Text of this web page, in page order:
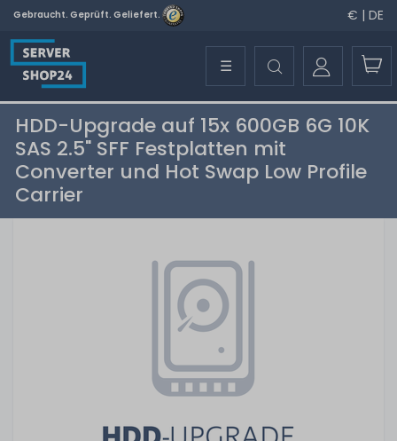
Gebraucht. Geprüft. Geliefert. € | DE
☰
HDD-Upgrade auf 15x 600GB 6G 10K
SAS 2.5" SFF Festplatten mit
Converter und Hot Swap Low Profile
Carrier